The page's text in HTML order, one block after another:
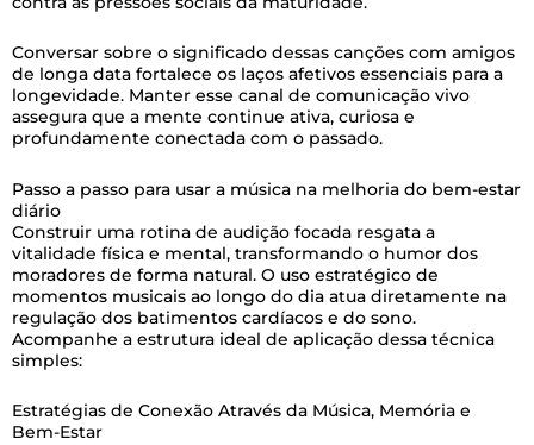
Conversar sobre o significado dessas canções com amigos
de longa data fortalece os laços afetivos essenciais para a
longevidade. Manter esse canal de comunicação vivo
assegura que a mente continue ativa, curiosa e
profundamente conectada com o passado.
Passo a passo para usar a música na melhoria do bem-estar
diário
Construir uma rotina de audição focada resgata a
vitalidade física e mental, transformando o humor dos
moradores de forma natural. O uso estratégico de
momentos musicais ao longo do dia atua diretamente na
regulação dos batimentos cardíacos e do sono.
Acompanhe a estrutura ideal de aplicação dessa técnica
simples:
Estratégias de Conexão Através da Música, Memória e
Bem-Estar